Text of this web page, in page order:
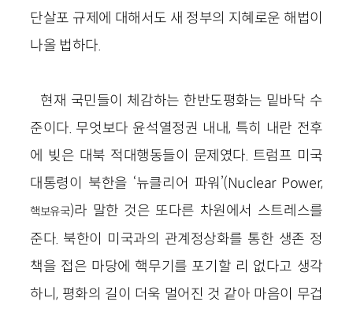
단살포 규제에 대해서도 새 정부의 지혜로운 해법이
나올 법하다.
현재 국민들이 체감하는 한반도평화는 밑바닥 수
준이다. 무엇보다 윤석열정권 내내, 특히 내란 전후
에 빚은 대북 적대행동들이 문제였다. 트럼프 미국
대통령이 북한을 ‘뉴클리어 파워’(Nuclear Power,
핵보유국)라 말한 것은 또다른 차원에서 스트레스를
준다. 북한이 미국과의 관계정상화를 통한 생존 정
책을 접은 마당에 핵무기를 포기할 리 없다고 생각
하니, 평화의 길이 더욱 멀어진 것 같아 마음이 무겁